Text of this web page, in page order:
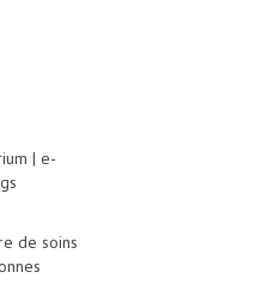
| e-
de soins